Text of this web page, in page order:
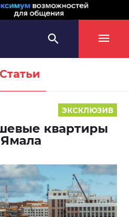
Статьи
ЭКСКЛЮЗИВ
квартиры